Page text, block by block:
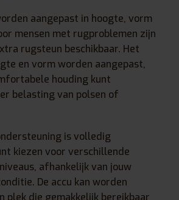
aangepast in hoogte, vorm
mensen met rugproblemen zijn
rugsteun beschikbaar. Het
en vorm worden aangepast,
houding kunt
belasting van polsen of
is volledig
kiezen voor verschillende
afhankelijk van jouw
De accu kan worden
plek die gemakkelijk bereikbaar